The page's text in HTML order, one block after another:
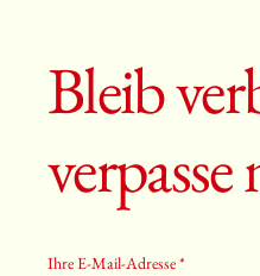
Bleib
Ihre E-Mail-Adresse